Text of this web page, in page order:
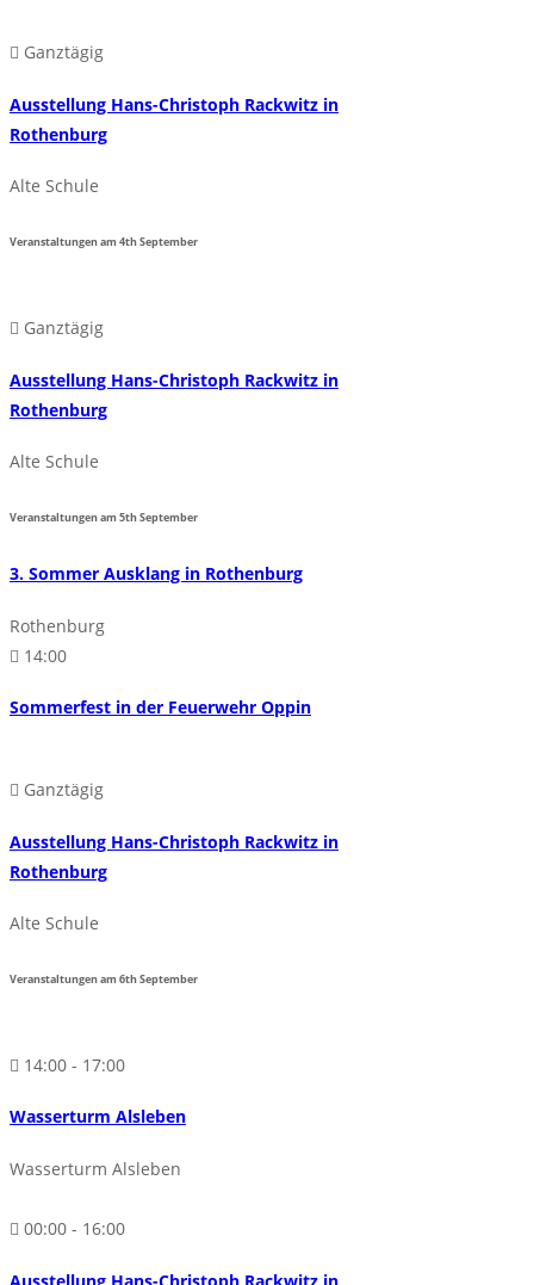
Ganztägig
Ausstellung Hans-Christoph Rackwitz in
Rothenburg
Alte Schule
Veranstaltungen am4thSeptember
Ganztägig
Ausstellung Hans-Christoph Rackwitz in
Rothenburg
Alte Schule
Veranstaltungen am5thSeptember
3. Sommer Ausklang in Rothenburg
Rothenburg
14:00
Sommerfest in der Feuerwehr Oppin
Ganztägig
Ausstellung Hans-Christoph Rackwitz in
Rothenburg
Alte Schule
Veranstaltungen am6thSeptember
14:00 - 17:00
Wasserturm Alsleben
Wasserturm Alsleben
00:00 - 16:00
Ausstellung Hans-Christoph Rackwitz in